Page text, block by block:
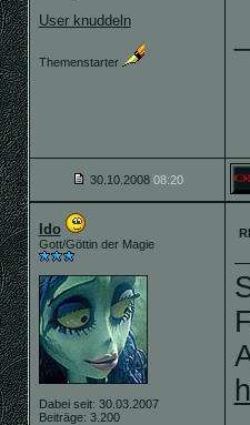
User knuddeln
Themenstarter
30.10.2008 08:20
Ido
Gott/Göttin der Magie
Dabei seit: 30.03.2007
Beiträge: 3.200